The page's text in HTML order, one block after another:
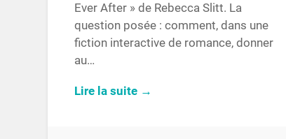
Ever After » de Rebecca Slitt. La
question posée : comment, dans une
fiction interactive de romance, donner
au…
Lire la suite →